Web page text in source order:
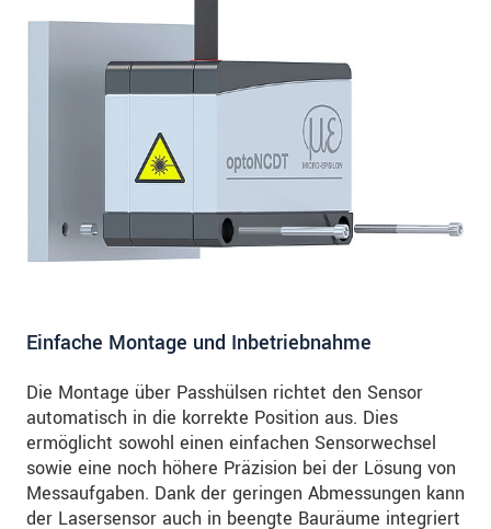
Einfache Montage und Inbetriebnahme
Die Montage über Passhülsen richtet den Sensor
automatisch in die korrekte Position aus. Dies
ermöglicht sowohl einen einfachen Sensorwechsel
sowie eine noch höhere Präzision bei der Lösung von
Messaufgaben. Dank der geringen Abmessungen kann
der Lasersensor auch in beengte Bauräume integriert